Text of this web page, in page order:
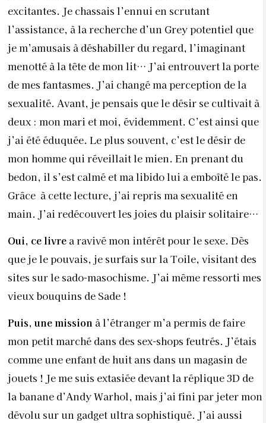
excitantes. Je chassais l’ennui en scrutant
l’assistance, à la recherche d’un Grey potentiel que
je m’amusais à déshabiller du regard, l’imaginant
menotté à la tête de mon lit… J’ai entrouvert la porte
de mes fantasmes. J’ai changé ma perception de la
sexualité. Avant, je pensais que le désir se cultivait à
deux : mon mari et moi, évidemment. C’est ainsi que
j’ai été éduquée. Le plus souvent, c’est le désir de
mon homme qui réveillait le mien. En prenant du
bedon, il s’est calmé et ma libido lui a emboîté le pas.
Grâce à cette lecture, j’ai repris ma sexualité en
main. J’ai redécouvert les joies du plaisir solitaire…
Oui, ce livre a ravivé mon intérêt pour le sexe. Dès
que je le pouvais, je surfais sur la Toile, visitant des
sites sur le sado-masochisme. J’ai même ressorti mes
vieux bouquins de Sade !
Puis, une mission à l’étranger m’a permis de faire
mon petit marché dans des sex-shops feutrés. J’étais
comme une enfant de huit ans dans un magasin de
jouets ! Je me suis extasiée devant la réplique 3D de
la banane d’Andy Warhol, mais j’ai fini par jeter mon
dévolu sur un gadget ultra sophistiqué. J’ai aussi